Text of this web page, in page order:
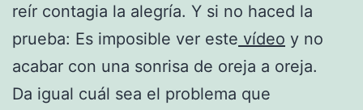
reír contagia la alegría. Y si no haced la
prueba: Es imposible ver este vídeo y no
acabar con una sonrisa de oreja a oreja.
Da igual cuál sea el problema que